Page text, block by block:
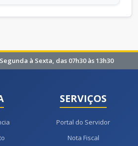
à Sexta, das 07h30 às 13h30
SERVIÇOS
Portal do Servidor
Nota Fiscal